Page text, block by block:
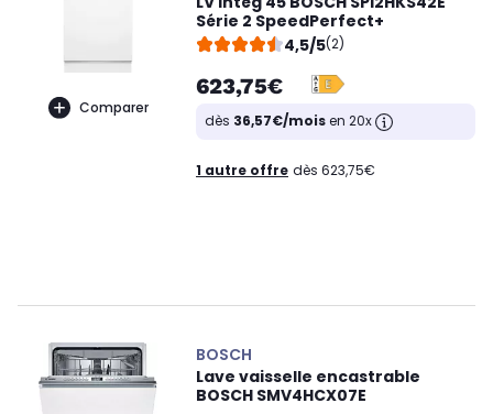
Comparer
Série 2 SpeedPerfect+
4,5/5(2)
623,75€
dès 36,57€/moisen 20x
1 autre offre dès 623,75€
BOSCH
Lave vaisselle encastrable
BOSCH SMV4HCX07E